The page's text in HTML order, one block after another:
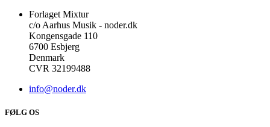
Forlaget Mixtur
c/o Aarhus Musik - noder.dk
Kongensgade 110
6700 Esbjerg
Denmark
CVR 32199488
info@noder.dk
FØLG OS